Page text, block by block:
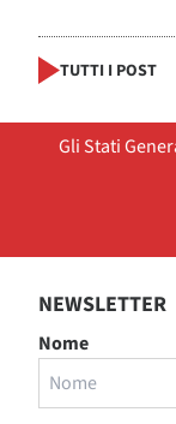
TUTTI I POST
Gli Stati
NEWSLETTER
Nome